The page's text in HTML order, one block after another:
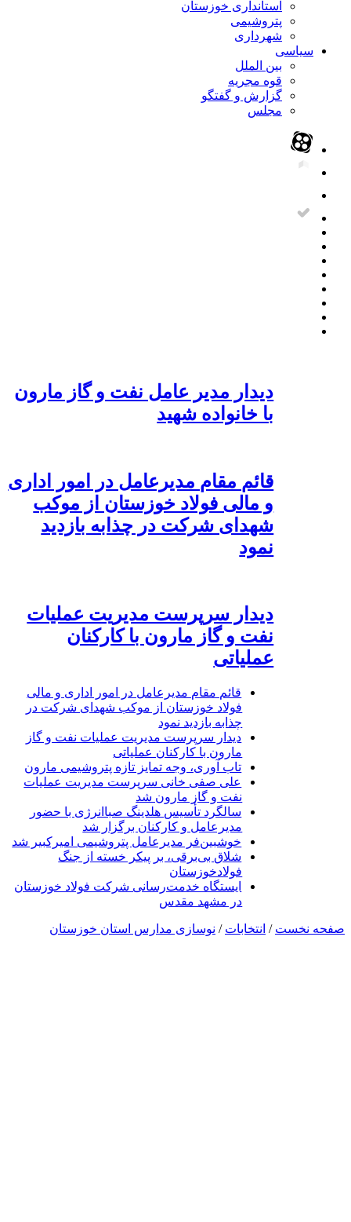
استانداری خوزستان
پتروشیمی
شهرداری
سیاسی
بین الملل
قوه مجریه
گزارش و گفتگو
مجلس
دیدار مدیر عامل نفت و گاز مارون
با خانواده شهید
قائم مقام مدیرعامل در امور اداری
و مالی فولاد خوزستان از موکب
شهدای شرکت در چذابه بازدید
نمود
دیدار سرپرست مدیریت عملیات
نفت و گاز مارون با کارکنان
عملیاتی
قائم مقام مدیرعامل در امور اداری و مالی
فولاد خوزستان از موکب شهدای شرکت در
چذابه بازدید نمود
دیدار سرپرست مدیریت عملیات نفت و گاز
مارون با کارکنان عملیاتی
تاب آوری، وجه تمایز تازه پتروشیمی مارون
علی صفی خانی سرپرست مدیریت عملیات
نفت و گاز مارون شد
سالگرد تأسیس هلدینگ صباانرژی با حضور
مدیرعامل و کارکنان برگزار شد
خوشبین‌فر مدیرعامل پتروشیمی امیرکبیر شد
شلاق‌ بی‌برقی، بر پیکر خسته‌ از جنگ
فولادخوزستان
ایستگاه خدمت‌رسانی شرکت فولاد خوزستان
در مشهد مقدس
صفحه نخست / انتخابات / نوسازی مدارس استان خوزستان